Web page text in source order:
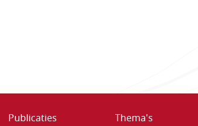
Publicaties Thema's